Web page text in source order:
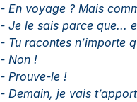
- En voyage ? Mais
- Je le sais parce que...
- Tu racontes n’importe
- Non !
- Prouve-le !
- Demain, je vais